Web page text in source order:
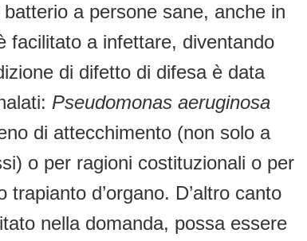
a persone sane, anche in
facilitato a infettare, diventando
di difetto di difesa è data
Pseudomonas aeruginosa
di attecchimento (non solo a
o per ragioni costituzionali o per
d’organo. D’altro canto
nella domanda, possa essere